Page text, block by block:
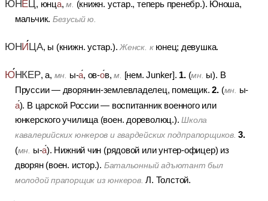
ЮНЕЦ, юнца,м. (книжн. устар., теперь пренебр.). Юноша,
мальчик. Безусый ю.
ЮНИЦА, ы (книжн. устар.).Женск. кюнец; девушка.
ЮНКЕР, а, мн. ы-а, ов-ов,м. [нем. Junker]. 1.(мн. ы). В
Пруссии — дворянин-землевладелец, помещик. 2.(мн. ы-
а). В царской России — воспитанник военного или
юнкерского училища (воен. дореволюц.). Школа
кавалерийских юнкеров и гвардейских подпрапорщиков. 3.
(мн. ы-а). Нижний чин (рядовой или унтер-офицер) из
дворян (воен. истор.). Батальонный адъютант был
молодой прапорщик из юнкеров. Л. Толстой.